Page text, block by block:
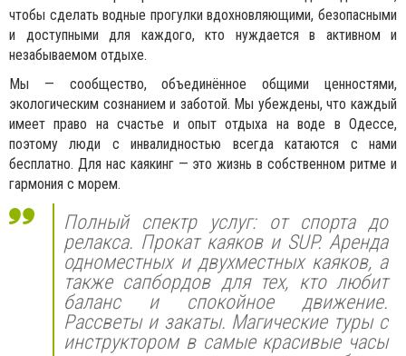
чтобы сделать водные прогулки вдохновляющими, безопасными
и доступными для каждого, кто нуждается в активном и
незабываемом отдыхе.
Мы — сообщество, объединённое общими ценностями,
экологическим сознанием и заботой. Мы убеждены, что каждый
имеет право на счастье и опыт отдыха на воде в Одессе,
поэтому люди с инвалидностью всегда катаются с нами
бесплатно. Для нас каякинг — это жизнь в собственном ритме и
гармония с морем.
Полный спектр услуг: от спорта до
релакса. Прокат каяков и SUP. Аренда
одноместных и двухместных каяков, а
также сапбордов для тех, кто любит
баланс и спокойное движение.
Рассветы и закаты. Магические туры с
инструктором в самые красивые часы